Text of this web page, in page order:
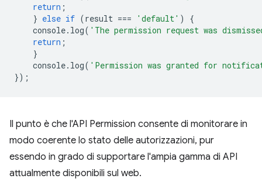
return ;
} else if (result === 'default' )
{
console. log( 'The permission request was
return ;
}
console. log( 'Permission was granted for
});
Il punto è che l'API Permission consente di monitorare in
modo coerente lo stato delle autorizzazioni, pur
essendo in grado di supportare l'ampia gamma di API
attualmente disponibili sul web.